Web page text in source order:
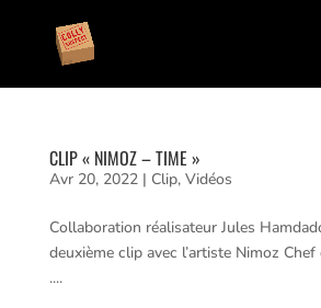
CLIP « NIMOZ – TIME »
Avr 20, 2022| Clip, Vidéos
Collaboration réalisateur Jules
deuxième clip avec l’artiste Nimoz
....